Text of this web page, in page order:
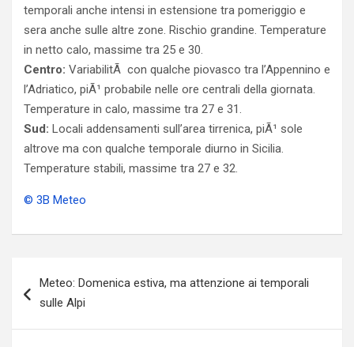
temporali anche intensi in estensione tra pomeriggio e
sera anche sulle altre zone. Rischio grandine. Temperature
in netto calo, massime tra 25 e 30.
Centro: VariabilitÃ con qualche piovasco tra l’Appennino e
l’Adriatico, piÃ¹ probabile nelle ore centrali della giornata.
Temperature in calo, massime tra 27 e 31.
Sud: Locali addensamenti sull’area tirrenica, piÃ¹ sole
altrove ma con qualche temporale diurno in Sicilia.
Temperature stabili, massime tra 27 e 32.
© 3B Meteo
articoli
Meteo: Domenica estiva, ma attenzione ai temporali
sulle Alpi